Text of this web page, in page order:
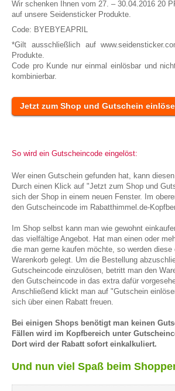
Wir schenken Ihnen vom 27. – 30.04.2016 20
auf unsere Seidensticker Produkte.
Code: BYEBYEAPRIL
*Gilt ausschließlich auf
Produkte.
Code pro Kunde nur einmal einlösbar und
kombinierbar.
Jetzt zum Shop und Gutschein
So wird ein Gutscheincode eingelöst:
Wer einen Gutschein gefunden hat, kann
Durch einen Klick auf "Jetzt zum Shop und
sich der Shop in einem neuen Fenster. Im
den Gutscheincode im Rabatthimmel.de-
Im Shop selbst kann man wie gewohnt
das vielfältige Angebot. Hat man einen oder
die man gerne kaufen möchte, so werden diese
Warenkorb gelegt. Um die Bestellung
Gutscheincode einzulösen, betritt man den
den Gutscheincode in das extra dafür
Anschließend klickt man auf "Gutschein
sich über einen Rabatt freuen.
Bei einigen Shops benötigt man keinen
Fällen wird im Kopfbereich unter
Dort wird der Rabatt sofort einkalkuliert.
Und nun viel Spaß beim